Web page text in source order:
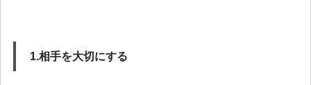
1.相手を大切にする